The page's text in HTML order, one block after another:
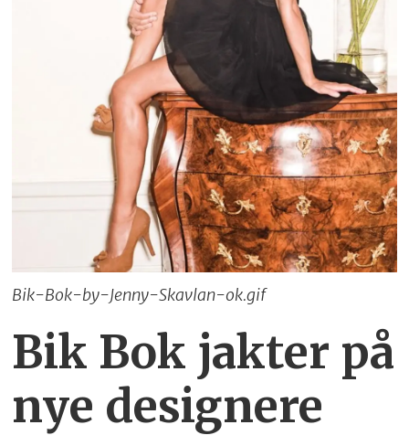
Bik-Bok-by-Jenny-Skavlan-ok.gif
Bik Bok jakter på
nye designere